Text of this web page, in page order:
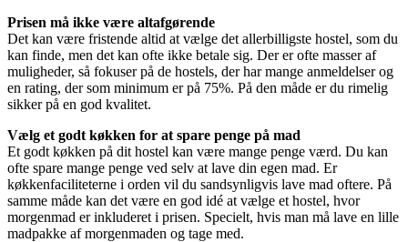
Prisen må ikke være altafgørende
Det kan være fristende altid at vælge det allerbilligste hostel, som du
kan finde, men det kan ofte ikke betale sig. Der er ofte masser af
muligheder, så fokuser på de hostels, der har mange anmeldelser og
en rating, der som minimum er på 75%. På den måde er du rimelig
sikker på en god kvalitet.
Vælg et godt køkken for at spare penge på mad
Et godt køkken på dit hostel kan være mange penge værd. Du kan
ofte spare mange penge ved selv at lave din egen mad. Er
køkkenfaciliteterne i orden vil du sandsynligvis lave mad oftere. På
samme måde kan det være en god idé at vælge et hostel, hvor
morgenmad er inkluderet i prisen. Specielt, hvis man må lave en lille
madpakke af morgenmaden og tage med.